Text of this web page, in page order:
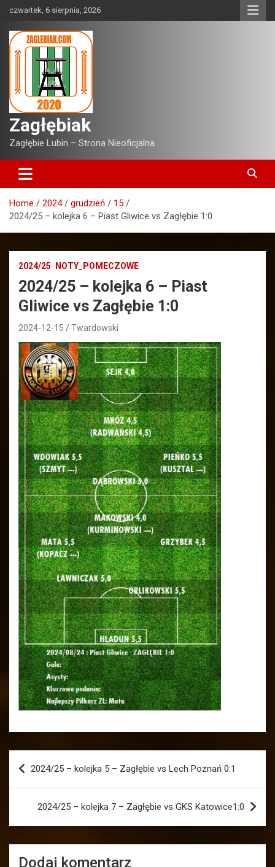
content
czwartek, 6 sierpnia, 2026
Zagłębiak
Zagłębie Lubin – Strona Nieoficjalna
Home 2024 grudzień
15
2024/25 – kolejka 6 – Piast Gliwice vs Zagłębie 1:0
2024/25 NOTY_POMECZOWE
2024/25 – kolejka 6 – Piast
Gliwice vs Zagłębie 1:0
2024-12-15 Twardowski
Nawigacja
wpisu
2024/25 – kolejka 5 – Zagłębie vs Lech Poznań 0:1
2024/25 – kolejka 7 – Zagłębie vs GKS Katowice1:0
Dodaj komentarz